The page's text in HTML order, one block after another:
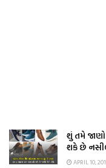
શું તમે
શકે છે
APRIL 10,